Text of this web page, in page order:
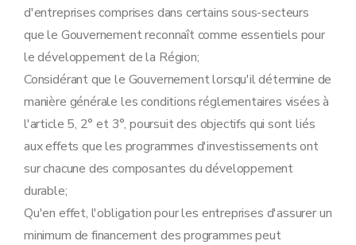
d'entreprises comprises dans certains sous-secteurs
que le Gouvernement reconnaît comme essentiels pour
le développement de la Région;
Considérant que le Gouvernement lorsqu'il détermine de
manière générale les conditions réglementaires visées à
l'article 5, 2° et 3°, poursuit des objectifs qui sont liés
aux effets que les programmes d'investissements ont
sur chacune des composantes du développement
durable;
Qu'en effet, l'obligation pour les entreprises d'assurer un
minimum de financement des programmes peut